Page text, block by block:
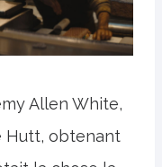
Allen White,
Hutt, obtenant